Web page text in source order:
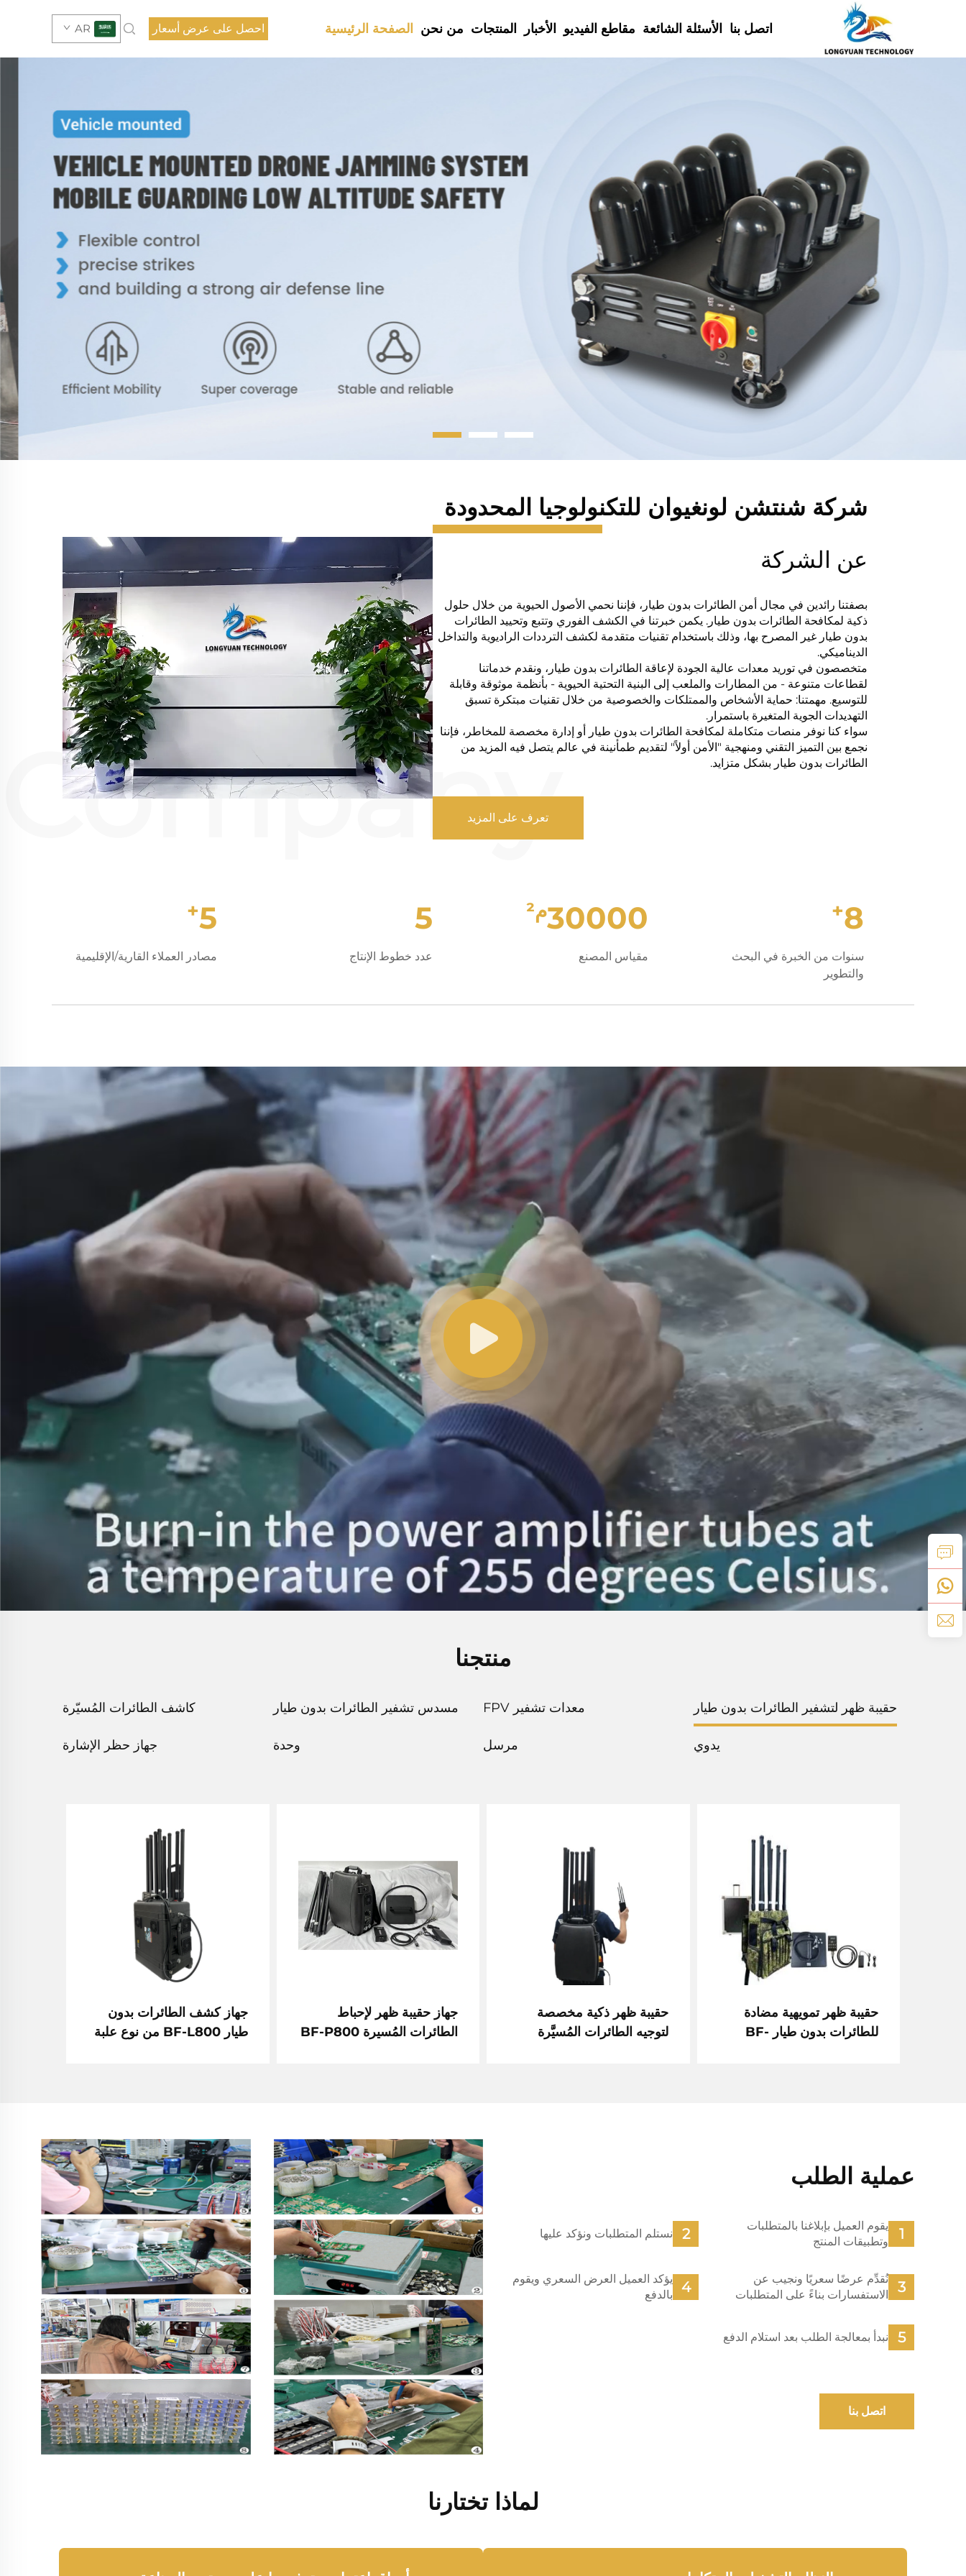
الصفحة الرئيسية من نحن المنتجات الأخبار مقاطع الفيديو الأسئلة الشائعة اتصل بنا احصل على عرض أسعار AR
شركة شنتشن لونغيوان للتكنولوجيا المحدودة
عن الشركة
بصفتنا رائدين في مجال أمن الطائرات بدون طيار، فإننا نحمي الأصول الحيوية من خلال حلول
ذكية لمكافحة الطائرات بدون طيار. يكمن خبرتنا في الكشف الفوري وتتبع وتحييد الطائرات
بدون طيار غير المصرح بها، وذلك باستخدام تقنيات متقدمة لكشف الترددات الراديوية والتداخل
الديناميكي.
متخصصون في توريد معدات عالية الجودة لإعاقة الطائرات بدون طيار، ونقدم خدماتنا
لقطاعات متنوعة - من المطارات والملعب إلى البنية التحتية الحيوية - بأنظمة موثوقة وقابلة
للتوسيع. مهمتنا: حماية الأشخاص والممتلكات والخصوصية من خلال تقنيات مبتكرة تسبق
التهديدات الجوية المتغيرة باستمرار.
سواء كنا نوفر منصات متكاملة لمكافحة الطائرات بدون طيار أو إدارة مخصصة للمخاطر، فإننا
نجمع بين التميز التقني ومنهجية "الأمن أولاً" لتقديم طمأنينة في عالم يتصل فيه المزيد من
الطائرات بدون طيار بشكل متزايد.
تعرف على المزيد
8
+
سنوات من الخبرة في البحث
والتطوير
30000م²
مقياس المصنع
5
عدد خطوط الإنتاج
5
+
مصادر العملاء القارية/الإقليمية
منتجنا
حقيبة ظهر لتشفير الطائرات بدون طيار معدات تشفير FPV مسدس تشفير الطائرات بدون طيار كاشف الطائرات المُسيّرة
يدوي مرسل وحدة جهاز حظر الإشارة
حقيبة ظهر تمويهية مضادة
للطائرات بدون طيار BF-
حقيبة ظهر ذكية مخصصة
لتوجيه الطائرات المُسيَّرة
جهاز حقيبة ظهر لإحباط
الطائرات المُسيرة BF-P800
جهاز كشف الطائرات بدون
طيار BF-L800 من نوع علبة
عملية الطلب
يقوم العميل بإبلاغنا بالمتطلبات
وتطبيقات المنتج
نستلم المتطلبات ونؤكد عليها
نُقدِّم عرضًا سعريًا ونجيب عن
الاستفسارات بناءً على المتطلبات
يؤكد العميل العرض السعري ويقوم
بالدفع
نبدأ بمعالجة الطلب بعد استلام الدفع
اتصل بنا
لماذا تختارنا